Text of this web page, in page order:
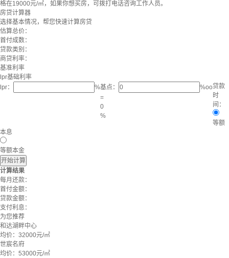
格在19000元/㎡，如果你想买房，可拨打电话咨询工作人员。
房贷计算器
选择基本情况，帮您快速计算房贷
估算总价：
首付成数：
贷款类别：
商贷利率：
基准利率
lpr基础利率
lpr：
%基点：
%oo
=
0
%
贷款
时
间：
等额
本息
等额本金
开始计算
计算结果
每月还款：
首付金额：
贷款金额：
支付利息：
为您推荐
和达湖畔中心
均价： 32000元/㎡
世宸名府
均价： 53000元/㎡